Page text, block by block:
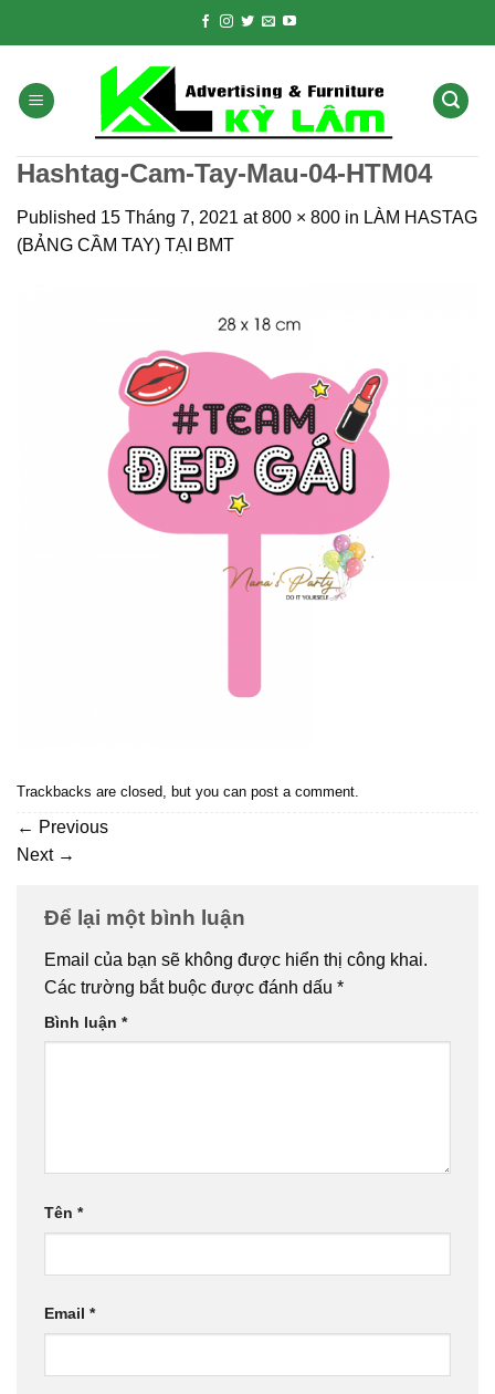
Hashtag-Cam-Tay-Mau-04-HTM04
Published 15 Tháng 7, 2021 at800 × 800 in LÀM HASTAG
(BẢNG CẦM TAY) TẠI BMT
Trackbacks are closed, but you can post a comment.
← Previous
Next →
Để lại một bình luận
Email của bạn sẽ không được hiển thị công khai.
Các trường bắt buộc được đánh dấu *
Bình luận *
Tên *
Email *